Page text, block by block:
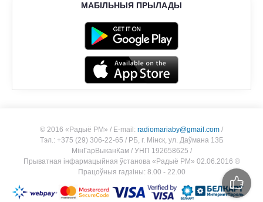
МАБІЛЬНЫЯ ПРЫЛАДЫ
© 2016 «Радыё РМ» / E-mail: radiomariaby@gmail.com /
Тэл.: +375 (29) 306-22-65 / РБ, г. Мінск, ул. Даўмана 13Б
МiнГарВыканКам/ УНП 192658625 /
Прыватная інфармацыйная ўстанова «Радыё РМ» 02.06.2016 ®
Працоўныя гадзіны: 8.00 - 22.00